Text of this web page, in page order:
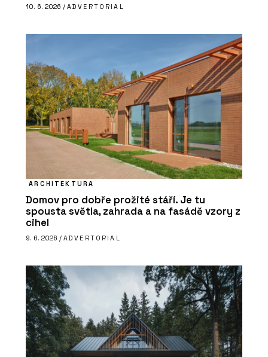
10. 6. 2026 / ADVERTORIAL
ARCHITEKTURA
Domov pro dobře prožité stáří. Je tu
spousta světla, zahrada a na fasádě vzory z
cihel
9. 6. 2026 / ADVERTORIAL